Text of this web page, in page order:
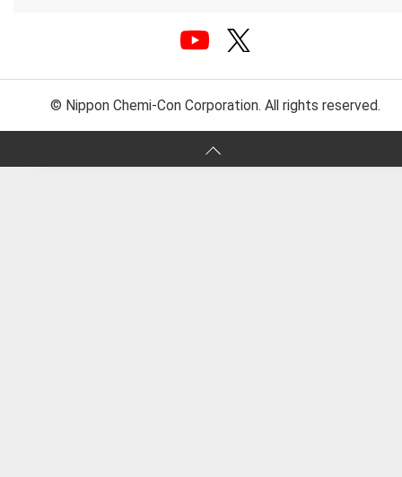
© Nippon Chemi-Con Corporation. All rights reserved.